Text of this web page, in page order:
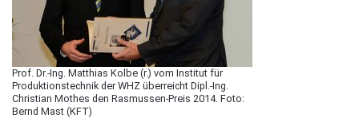
Prof. Dr.-Ing. Matthias Kolbe (r.) vom Institut für
Produktionstechnik der WHZ überreicht Dipl.-Ing.
Christian Mothes den Rasmussen-Preis 2014. Foto:
Bernd Mast (KFT)